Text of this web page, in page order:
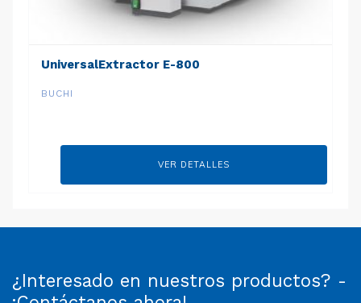
UniversalExtractor E-800
BUCHI
VER DETALLES
¿Interesado en nuestros productos? -